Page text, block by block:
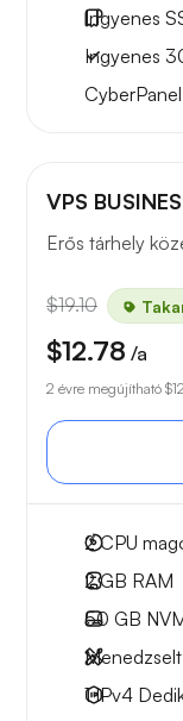
Ingyenes
Ingyenes
CyberPanel
VPS
Erős tárhely
$19.10
$12.78 /a
2 évre megújítható
2CPU
2 GB RAM
50 GB
1 IPv4